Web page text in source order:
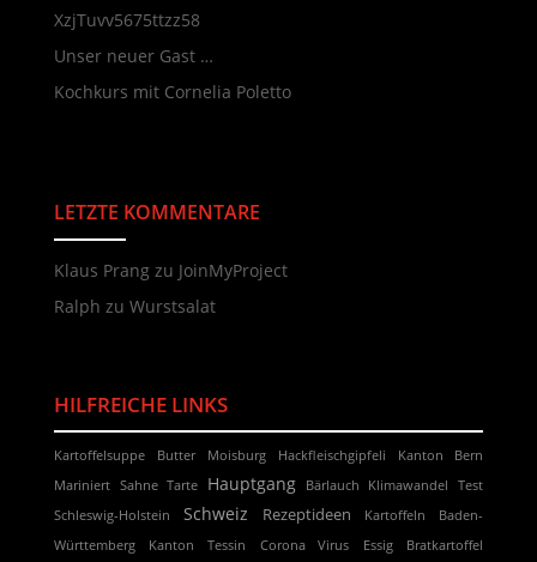
XzjTuvv5675ttzz58
Unser neuer Gast …
Kochkurs mit Cornelia Poletto
LETZTE KOMMENTARE
Neueste Kommentare
Klaus Prangzu JoinMyProject
Ralph zu Wurstsalat
HILFREICHE LINKS
Kartoffelsuppe Butter Moisburg Hackfleischgipfeli
Kanton Bern
Mariniert Sahne Tarte Hauptgang Bärlauch Klimawandel
Test
Schleswig-Holstein
Schweiz Rezeptideen Kartoffeln
Baden-
Württemberg
Kanton Tessin Corona Virus Essig
Bratkartoffel